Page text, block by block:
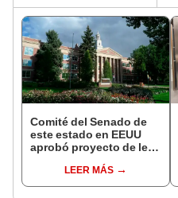
Comité del Senado de
este estado en EEUU
aprobó proyecto de ley
de inmigrantes en
escuelas y
LEER MÁS